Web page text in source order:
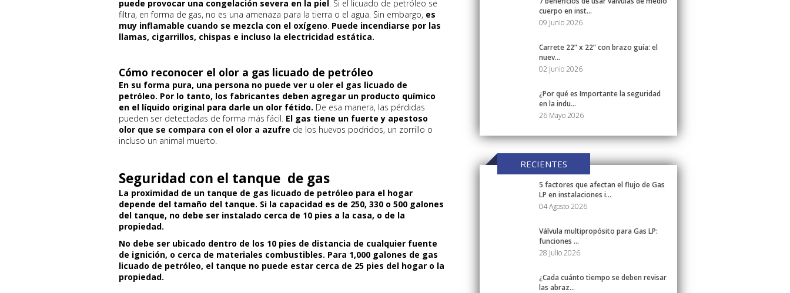
puede provocar una congelación severa en la piel. Si el licuado de petróleo se
filtra, en forma de gas, no es una amenaza para la tierra o el agua. Sin embargo, es
muy inflamable cuando se mezcla con el oxígeno. Puede incendiarse por las
llamas, cigarrillos, chispas e incluso la electricidad estática.
Cómo reconocer el olor a gas licuado de petróleo
En su forma pura, una persona no puede ver u oler el gas licuado de
petróleo. Por lo tanto, los fabricantes deben agregar un producto químico
en el líquido original para darle un olor fétido. De esa manera, las pérdidas
pueden ser detectadas de forma más fácil. El gas tiene un fuerte y apestoso
olor que se compara con el olor a azufre de los huevos podridos, un zorrillo o
incluso un animal muerto.
Seguridad con el tanque de gas
La proximidad de un tanque de gas licuado de petróleo para el hogar
depende del tamaño del tanque. Si la capacidad es de 250, 330 o 500 galones
del tanque, no debe ser instalado cerca de 10 pies a la casa, o de la
propiedad.
No debe ser ubicado dentro de los 10 pies de distancia de cualquier fuente
de ignición, o cerca de materiales combustibles. Para 1,000 galones de gas
licuado de petróleo, el tanque no puede estar cerca de 25 pies del hogar o la
propiedad.
cuerpo en inst...
09 Junio 2026
Carrete 22” x 22” con brazo guía: el
nuev...
02 Junio 2026
¿Por qué es Importante la seguridad
en la indu...
26 Mayo 2026
RECIENTES
5 factores que afectan el flujo de Gas
LP en instalaciones i...
04 Agosto 2026
Válvula multipropósito para Gas LP:
funciones ...
28 Julio 2026
¿Cada cuánto tiempo se deben revisar
las abraz...